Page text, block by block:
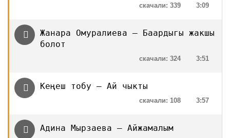
3:09
скачали: 339
Жанара Омуралиева — Баардыгы жакшы
болот
3:51
скачали: 324
Кеңеш тобу — Ай чыкты
3:57
скачали: 108
Адина Мырзаева — Айжамалым